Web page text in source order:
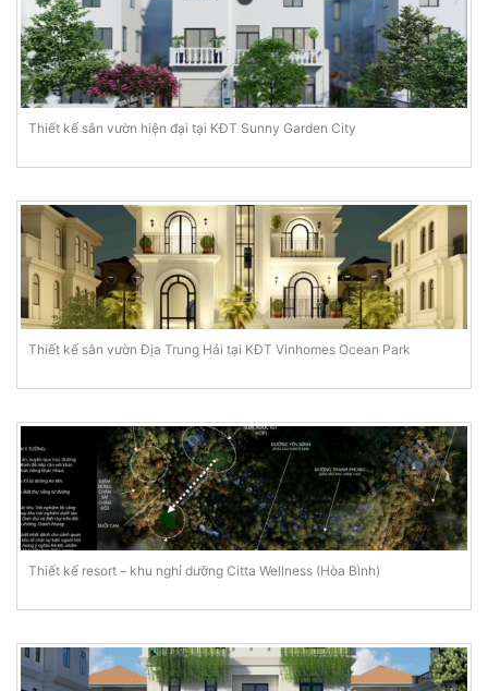
Thiết kế sân vườn hiện đại tại KĐT Sunny Garden City
Thiết kế sân vườn Địa Trung Hải tại KĐT Vinhomes Ocean Park
Thiết kế resort – khu nghỉ dưỡng Citta Wellness (Hòa Bình)